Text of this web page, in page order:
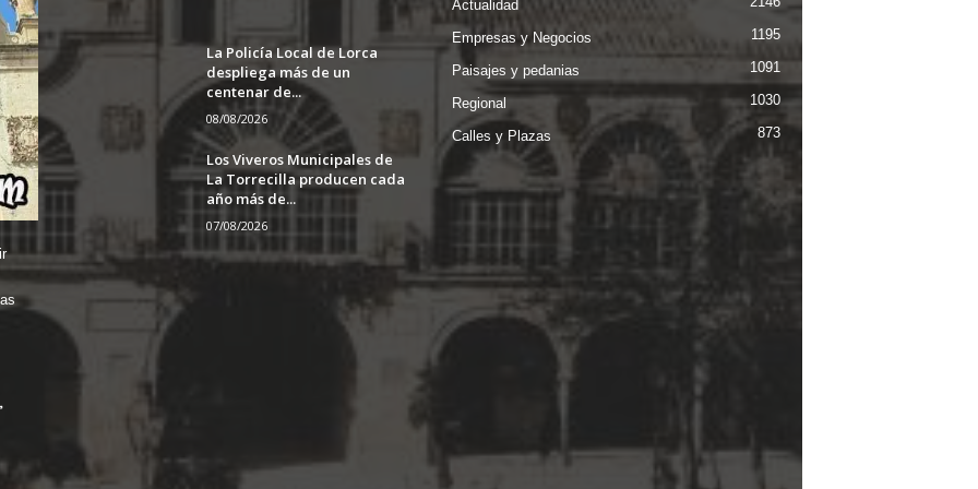
La Policía Local de Lorca
despliega más de un
centenar de...
08/08/2026
Los Viveros Municipales de
La Torrecilla producen cada
año más de...
07/08/2026
Actualidad
Empresas y Negocios 1195
Paisajes y pedanias 1091
Regional 1030
Calles y Plazas 873